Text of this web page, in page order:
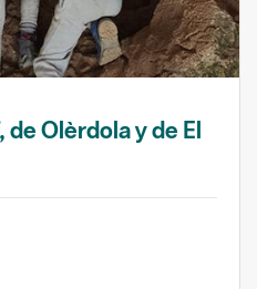
de Olèrdola y de El